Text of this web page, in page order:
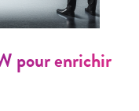
pour enrichir